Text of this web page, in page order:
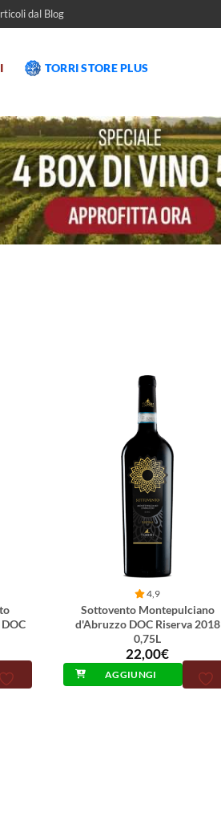
dal Blog
TORRI STORE PLUS
4,9
Sottovento Montepulciano
d'Abruzzo DOC Riserva 2018
0,75L
22,00€
AGGIUNGI